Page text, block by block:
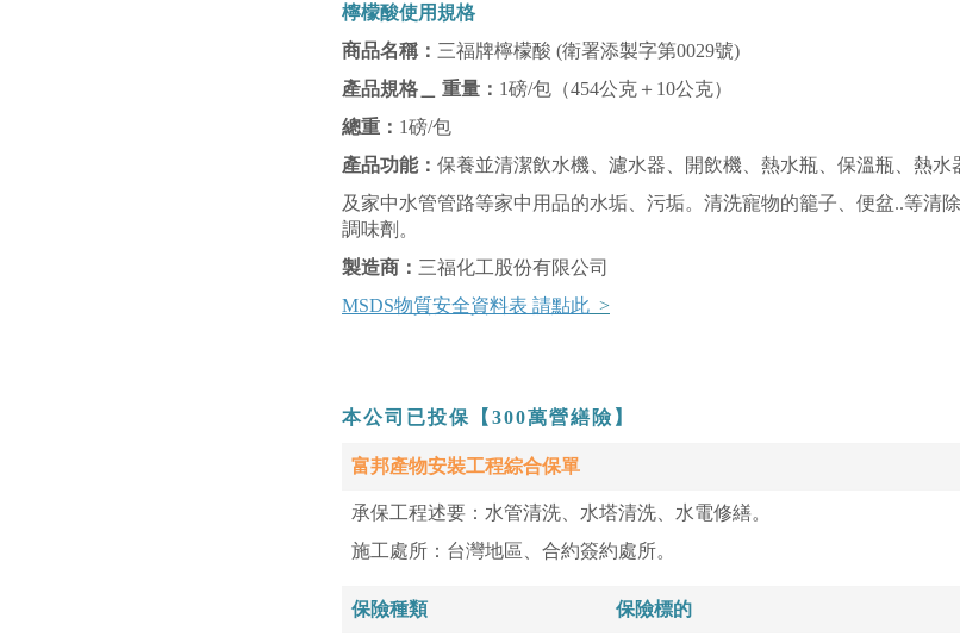
檸檬酸使用規格
商品名稱： 三福牌檸檬酸 (衛署添製字第0029號)
產品規格＿ 重量： 1磅/包（454公克＋10公克）
總重： 1磅/包
產品功能： 保養並清潔飲水機、濾水器、開飲機、熱水瓶、保溫瓶、熱水
及家中水管管路等家中用品的水垢、污垢。清洗寵物的籠子、便盆..等清
調味劑。
製造商： 三福化工股份有限公司
MSDS物質安全資料表 請點此 >
本公司已投保【300萬營繕險】
富邦產物安裝工程綜合保單
承保工程述要：水管清洗、水塔清洗、水電修繕。
施工處所：台灣地區、合約簽約處所。
保險種類 保險標的